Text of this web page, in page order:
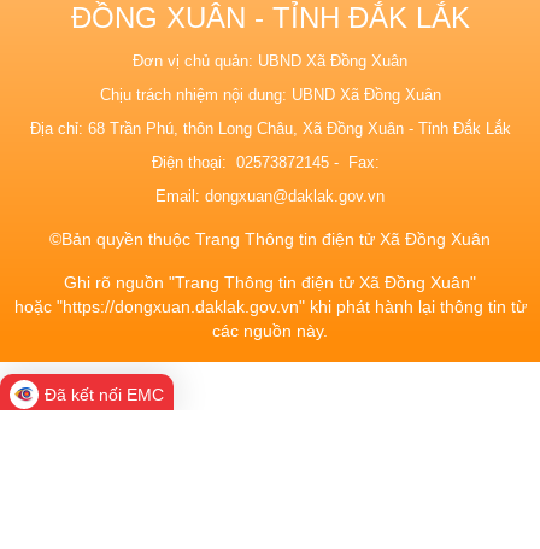
ĐỒNG XUÂN - TỈNH ĐẮK LẮK
Đơn vị chủ quản: UBND Xã Đồng Xuân
Chịu trách nhiệm nội dung: UBND Xã Đồng Xuân
Địa chỉ: 68 Trần Phú, thôn Long Châu, Xã Đồng Xuân - Tỉnh Đắk Lắk
Điện thoại: 02573872145 - Fax:
Email: dongxuan@daklak.gov.vn
©Bản quyền thuộc Trang Thông tin điện tử Xã Đồng Xuân
Ghi rõ nguồn "Trang Thông tin điện tử Xã Đồng Xuân"
hoặc "https://dongxuan.daklak.gov.vn" khi phát hành lại thông tin từ
các nguồn này.
Đã kết nối EMC